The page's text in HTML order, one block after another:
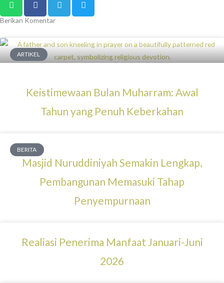
Berikan Komentar
ARTIKEL
Keistimewaan Bulan Muharram: Awal
Tahun yang Penuh Keberkahan
BERITA
Masjid Nuruddiniyah Semakin Lengkap,
Pembangunan Memasuki Tahap
Penyempurnaan
Realiasi Penerima Manfaat Januari-Juni
2026